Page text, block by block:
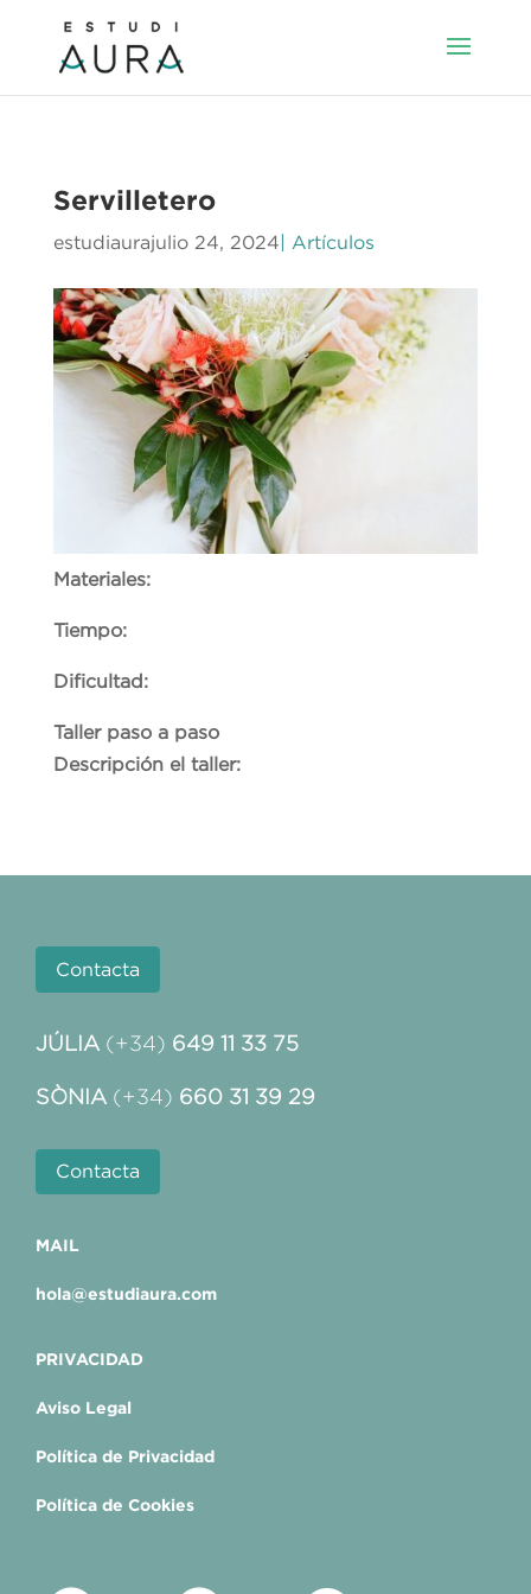
Servilletero
estudiaurajulio 24, 2024| Artículos
Materiales:
Tiempo:
Dificultad:
Taller paso a paso
Descripción el taller:
Contacta
JÚLIA (+34) 649 11 33 75
SÒNIA (+34) 660 31 39 29
Contacta
MAIL
hola@estudiaura.com
PRIVACIDAD
Aviso Legal
Política de Privacidad
Política de Cookies